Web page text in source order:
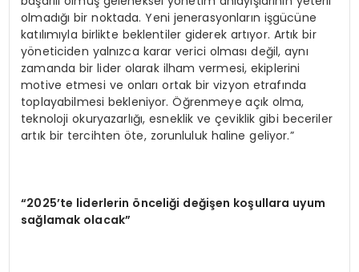
olmadığı bir noktada. Yeni jenerasyonların işgücüne
katılımıyla birlikte beklentiler giderek artıyor. Artık bir
yöneticiden yalnızca karar verici olması değil, aynı
zamanda bir lider olarak ilham vermesi, ekiplerini
motive etmesi ve onları ortak bir vizyon etrafında
toplayabilmesi bekleniyor. Öğrenmeye açık olma,
teknoloji okuryazarlığı, esneklik ve çeviklik gibi beceriler
artık bir tercihten öte, zorunluluk haline geliyor.”
“2025’te liderlerin önceliği değişen koşullara uyum
sağlamak olacak”